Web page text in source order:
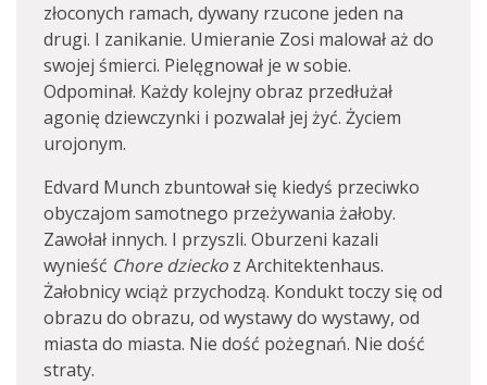
złoconych ramach, dywany rzucone jeden na
drugi. I zanikanie. Umieranie Zosi malował aż do
swojej śmierci. Pielęgnował je w sobie.
Odpominał. Każdy kolejny obraz przedłużał
agonię dziewczynki i pozwalał jej żyć. Życiem
urojonym.
Edvard Munch zbuntował się kiedyś przeciwko
obyczajom samotnego przeżywania żałoby.
Zawołał innych. I przyszli. Oburzeni kazali
wynieść Chore dziecko z Architektenhaus.
Żałobnicy wciąż przychodzą. Kondukt toczy się od
obrazu do obrazu, od wystawy do wystawy, od
miasta do miasta. Nie dość pożegnań. Nie dość
straty.